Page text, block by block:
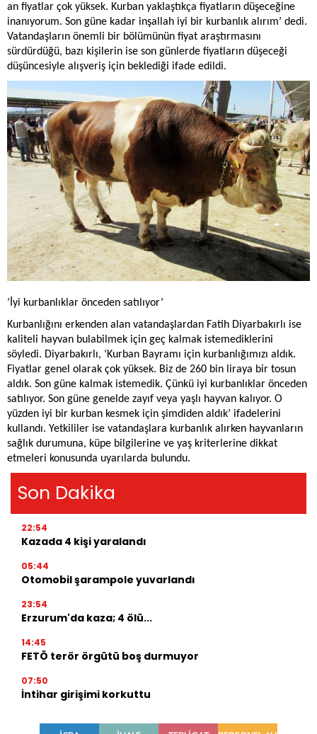
an fiyatlar çok yüksek. Kurban yaklaştıkça fiyatların düşeceğine
inanıyorum. Son güne kadar inşallah iyi bir kurbanlık alırım’ dedi.
Vatandaşların önemli bir bölümünün fiyat araştırmasını
sürdürdüğü, bazı kişilerin ise son günlerde fiyatların düşeceği
düşüncesiyle alışveriş için beklediği ifade edildi.
‘İyi kurbanlıklar önceden satılıyor’
Kurbanlığını erkenden alan vatandaşlardan Fatih Diyarbakırlı ise
kaliteli hayvan bulabilmek için geç kalmak istemediklerini
söyledi. Diyarbakırlı, ‘Kurban Bayramı için kurbanlığımızı aldık.
Fiyatlar genel olarak çok yüksek. Biz de 260 bin liraya bir tosun
aldık. Son güne kalmak istemedik. Çünkü iyi kurbanlıklar önceden
satılıyor. Son güne genelde zayıf veya yaşlı hayvan kalıyor. O
yüzden iyi bir kurban kesmek için şimdiden aldık’ ifadelerini
kullandı. Yetkililer ise vatandaşlara kurbanlık alırken hayvanların
sağlık durumuna, küpe bilgilerine ve yaş kriterlerine dikkat
etmeleri konusunda uyarılarda bulundu.
Son Dakika
22:54
Kazada 4 kişi yaralandı
05:44
Otomobil şarampole yuvarlandı
23:54
Erzurum'da kaza; 4 ölü...
14:45
FETÖ terör örgütü boş durmuyor
07:50
İntihar girişimi korkuttu